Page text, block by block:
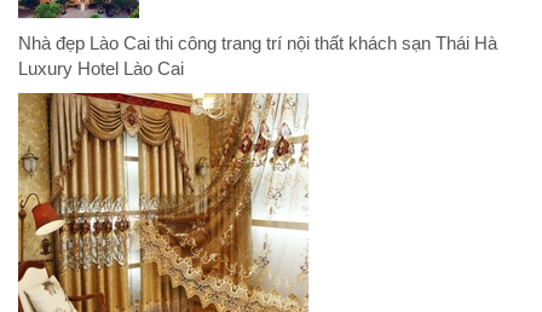
Nhà đẹp Lào Cai thi công trang trí nội thất khách sạn Thái Hà
Luxury Hotel Lào Cai